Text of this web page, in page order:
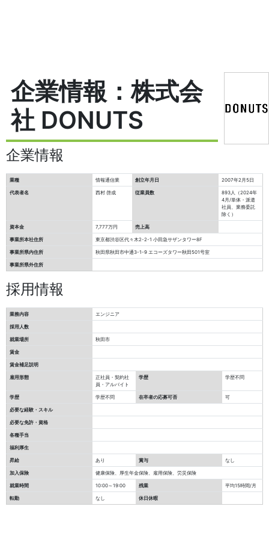
企業情報：株式会
社 DONUTS
企業情報
業種 情報通信業 創立年月日 2007年2月5日
代表者名 西村 啓成 従業員数
893人（2024年
4月/単体・派遣
社員、業務委託
除く）
資本金 7,777万円 売上高
事業所本社住所 東京都渋谷区代々木2-2-1 小田急サザンタワー8F
事業所県内住所 秋田県秋田市中通3-1-9 エコーズタワー秋田501号室
事業所県外住所
採用情報
業務内容 エンジニア
採用人数
就業場所 秋田市
賃金
賃金補足説明
雇用形態
正社員・契約社
員・アルバイト
学歴 学歴不問
学歴 学歴不問 在卒者の応募可否 可
必要な経験・スキル
必要な免許・資格
各種手当
福利厚生
昇給 あり 賞与 なし
加入保険 健康保険、厚生年金保険、雇用保険、労災保険
就業時間 10:00～19:00 残業 平均15時間/月
転勤 なし 休日休暇